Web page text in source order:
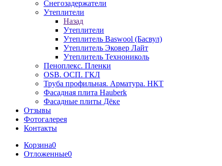
Снегозадержатели
Утеплители
Назад
Утеплители
Утеплитель Baswool (Басвул)
Утеплитель Эковер Лайт
Утеплитель Технониколь
Пеноплекс. Пленки
OSB. ОСП. ГКЛ
Труба профильная. Арматура. НКТ
Фасадная плита Hauberk
Фасадные плиты Дёке
Отзывы
Фотогалерея
Контакты
Корзина0
Отложенные0